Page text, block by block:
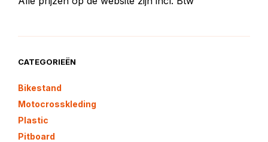
CATEGORIEËN
Bikestand
Motocrosskleding
Plastic
Pitboard